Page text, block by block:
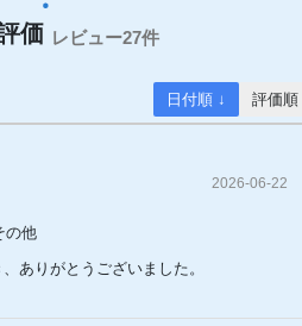
27件
日付順 ↓ 評価順
2026-06-22
の他
ありがとうございました。